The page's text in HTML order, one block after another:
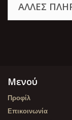
ΆΛΛΕΣ
Μενού
Προφίλ
Επικοινωνία